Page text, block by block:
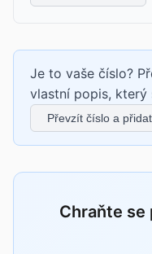
Je to vaše číslo?
vlastní popis, který
Převzít číslo a
Chraňte se